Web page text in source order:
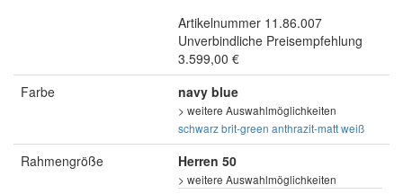
Artikelnummer 11.86.007
Unverbindliche Preisempfehlung
3.599,00 €
Farbe
navy blue
> weitere Auswahlmöglichkeiten
schwarzbrit-green anthrazit-mattweiß
Rahmengröße Herren 50
> weitere Auswahlmöglichkeiten